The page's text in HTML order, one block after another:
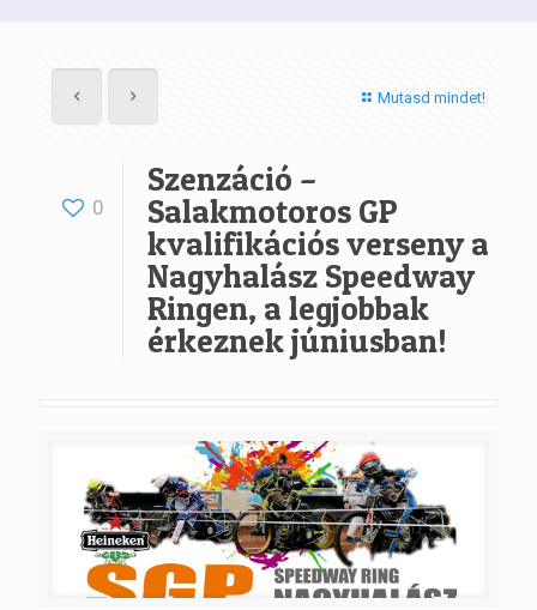
Mutasd mindet!
0
Szenzáció –
Salakmotoros GP
kvalifikációs verseny a
Nagyhalász Speedway
Ringen, a legjobbak
érkeznek júniusban!